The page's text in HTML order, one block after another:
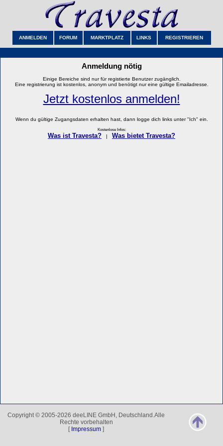
ANMELDEN FORUM MARKTPLATZ LINKS REGISTRIEREN
Anmeldung nötig
Einige Bereiche sind nur für registierte Benutzer zugänglich.
Eine registrierung ist kostenlos, anonym und benötigt nur eine gültige Emailadresse.
Jetzt kostenlos anmelden!
Wenn du gültige Zugangsdaten erhalten hast, dann logge dich links unter "Ich" ein.
Kostenlose Infos:
Was ist Travesta? Was bietet Travesta?
Copyright © 2005-2026 deeLINE GmbH, Deutschland.Alle
Rechte vorbehalten
[ Impressum ]